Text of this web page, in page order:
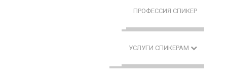
ПРОФЕССИЯ СПИКЕР
УСЛУГИ СПИКЕРАМ